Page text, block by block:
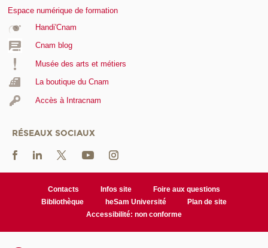
Espace numérique de formation
Handi'Cnam
Cnam blog
Musée des arts et métiers
La boutique du Cnam
Accès à Intracnam
RÉSEAUX SOCIAUX
Contacts Infos site
Foire aux questions
Bibliothèque
heSam Université
Plan de site
Accessibilité: non conforme